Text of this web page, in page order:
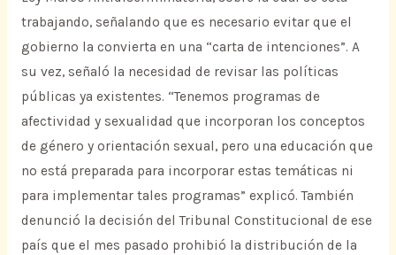
trabajando, señalando que es necesario evitar que el
gobierno la convierta en una “carta de intenciones”. A
su vez, señaló la necesidad de revisar las políticas
públicas ya existentes. “Tenemos programas de
afectividad y sexualidad que incorporan los conceptos
de género y orientación sexual, pero una educación que
no está preparada para incorporar estas temáticas ni
para implementar tales programas” explicó. También
denunció la decisión del Tribunal Constitucional de ese
país que el mes pasado prohibió la distribución de la